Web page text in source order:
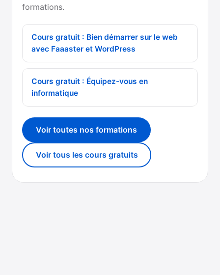
formations.
Cours gratuit : Bien démarrer sur le web
avec Faaaster et WordPress
Cours gratuit : Équipez-vous en
informatique
Voir toutes nos formations
Voir tous les cours gratuits